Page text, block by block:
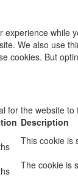
We also use
cookies. But
for the website
Description
This cookie is
The cookie is